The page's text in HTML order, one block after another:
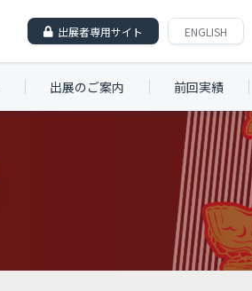
出展者専用サイト ENGLISH
出展のご案内 前回実績